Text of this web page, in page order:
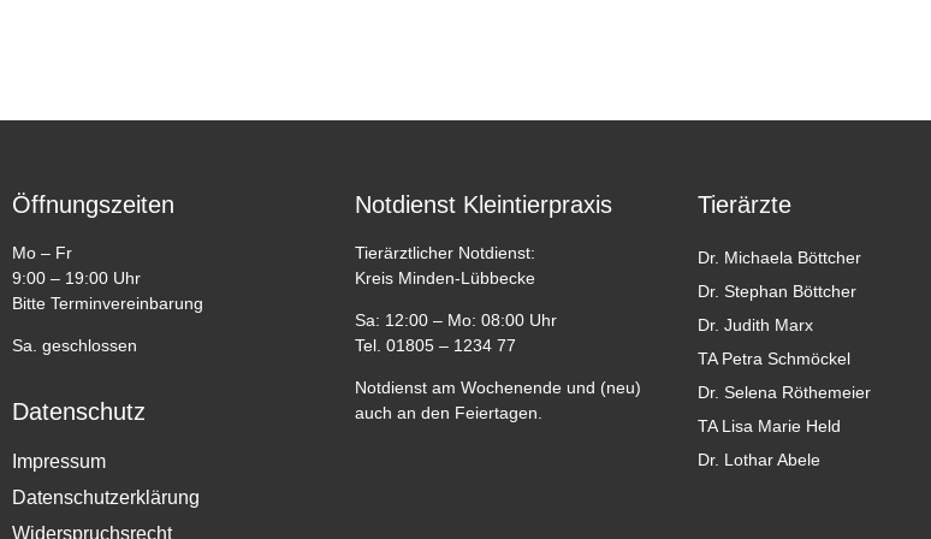
Öffnungszeiten
Mo – Fr
9:00 – 19:00 Uhr
Bitte Terminvereinbarung
Sa. geschlossen
Datenschutz
Impressum
Datenschutzerklärung
Widerspruchsrecht
Notdienst Kleintierpraxis
Tierärztlicher Notdienst:
Kreis Minden-Lübbecke
Sa: 12:00 – Mo: 08:00 Uhr
Tel. 01805 – 1234 77
Notdienst am Wochenende und (neu)
auch an den Feiertagen.
Tierärzte
Dr. Michaela Böttcher
Dr. Stephan Böttcher
Dr. Judith Marx
TA Petra Schmöckel
Dr. Selena Röthemeier
TA Lisa Marie Held
Dr. Lothar Abele